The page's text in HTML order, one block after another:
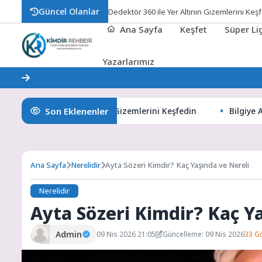
Güncel Olanlar Dedektör 360 ile Yer Altının Gizemlerini
Ana Sayfa Keşfet Süper
Yazarlarımız
Son Eklenenler
360 ile Yer Altının Gizemlerini Keşfedin Bilgiye
Ana Sayfa Nerelidir Ayta Sözeri Kimdir? Kaç Yaşında ve Nereli
Nerelidir
Ayta Sözeri Kimdir? Kaç
Admin 09 Nis 2026 21:05 Güncelleme: 09 Nis 202633